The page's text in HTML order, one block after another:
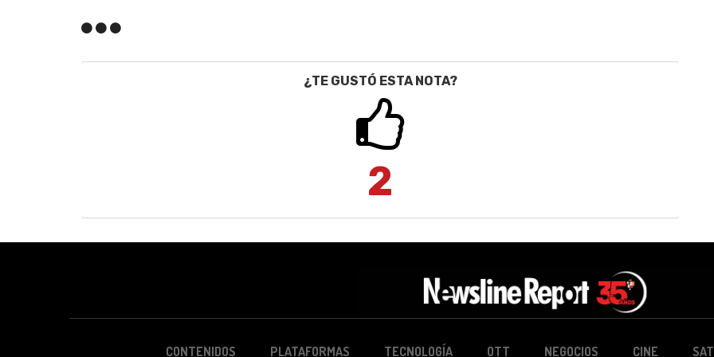
¿TE GUSTÓ ESTA NOTA?
2
CONTENIDOS PLATAFORMAS TECNOLOGÍA OTT NEGOCIOS CINE